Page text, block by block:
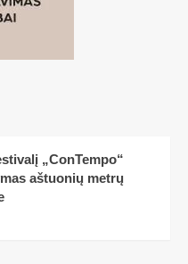
„ConTempo“
aštuonių metrų